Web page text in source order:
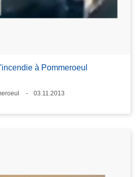
à Pommeroeul
03.11.2013